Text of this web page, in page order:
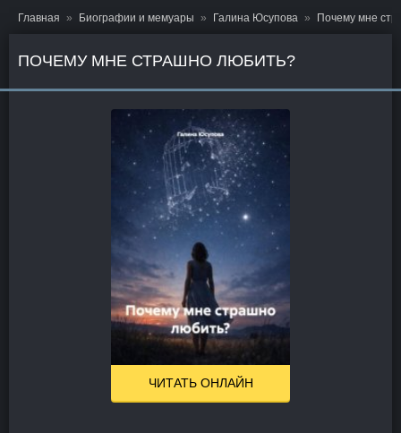
Главная Биографии и мемуары Галина Юсупова Почему мне
ПОЧЕМУ МНЕ СТРАШНО ЛЮБИТЬ?
ЧИТАТЬ ОНЛАЙН